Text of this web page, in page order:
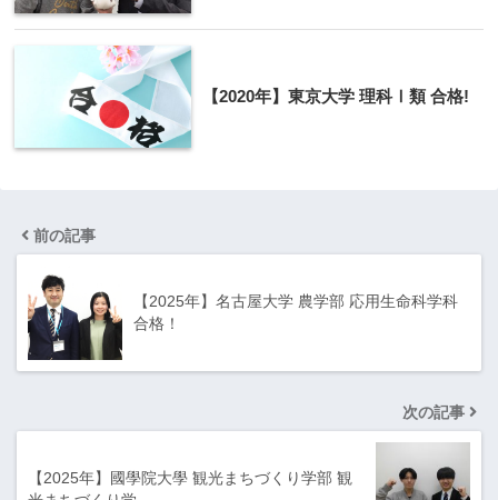
【2020年】東京大学 理科Ⅰ類 合格!
前の記事
【2025年】名古屋大学 農学部 応用生命科学科
合格！
次の記事
【2025年】國學院大學 観光まちづくり学部 観